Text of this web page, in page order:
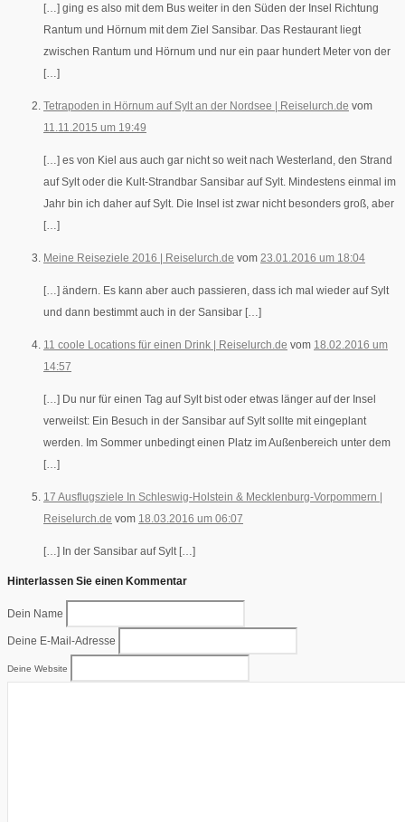
[…] ging es also mit dem Bus weiter in den Süden der Insel Richtung
Rantum und Hörnum mit dem Ziel Sansibar. Das Restaurant liegt
zwischen Rantum und Hörnum und nur ein paar hundert Meter von der
[…]
Tetrapoden in Hörnum auf Sylt an der Nordsee | Reiselurch.de vom
11.11.2015 um 19:49
[…] es von Kiel aus auch gar nicht so weit nach Westerland, den Strand
auf Sylt oder die Kult-Strandbar Sansibar auf Sylt. Mindestens einmal im
Jahr bin ich daher auf Sylt. Die Insel ist zwar nicht besonders groß, aber
[…]
Meine Reiseziele 2016 | Reiselurch.de vom 23.01.2016 um 18:04
[…] ändern. Es kann aber auch passieren, dass ich mal wieder auf Sylt
und dann bestimmt auch in der Sansibar […]
11 coole Locations für einen Drink | Reiselurch.de vom 18.02.2016 um
14:57
[…] Du nur für einen Tag auf Sylt bist oder etwas länger auf der Insel
verweilst: Ein Besuch in der Sansibar auf Sylt sollte mit eingeplant
werden. Im Sommer unbedingt einen Platz im Außenbereich unter dem
[…]
17 Ausflugsziele In Schleswig-Holstein & Mecklenburg-Vorpommern |
Reiselurch.de vom 18.03.2016 um 06:07
[…] In der Sansibar auf Sylt […]
Hinterlassen Sie einen Kommentar
Dein Name
Deine E-Mail-Adresse
Deine Website